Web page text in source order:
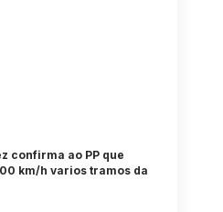
confirma ao PP que
km/h varios tramos da